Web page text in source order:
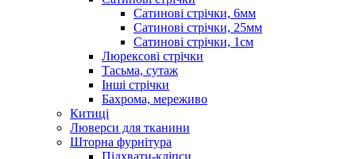
Сатинові стрічки, 6мм
Сатинові стрічки, 25мм
Сатинові стрічки, 1см
Люрексові стрічки
Тасьма, сутаж
Інші стрічки
Бахрома, мереживо
Китиці
Люверси для тканини
Шторна фурнітура
Підхвати-кліпси